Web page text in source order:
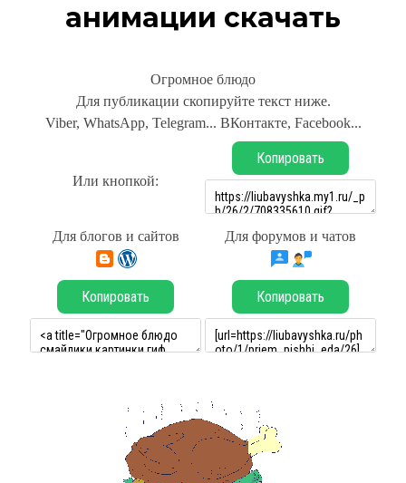
анимации скачать
Огромное блюдо
Для публикации скопируйте текст ниже.
Viber, WhatsApp, Telegram... ВКонтакте, Facebook...
Или кнопкой:
Копировать
Для блогов и сайтов Для форумов и чатов
Копировать Копировать